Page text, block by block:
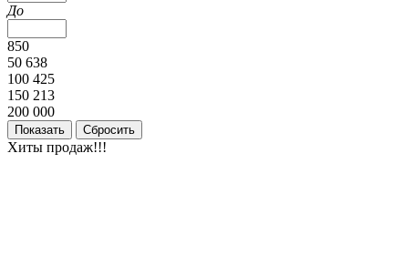
До
850
50 638
100 425
150 213
200 000
Хиты продаж!!!